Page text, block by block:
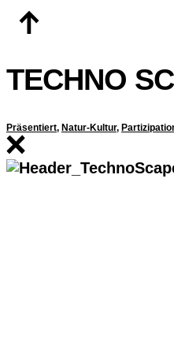
Zum
Inhalt
TECHNO
Präsentiert, Natur-Kultur,